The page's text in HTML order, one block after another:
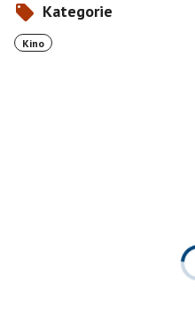
Kategorie
Kino